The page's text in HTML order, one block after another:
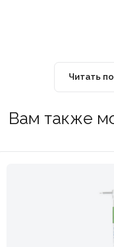
Читать
Вам также